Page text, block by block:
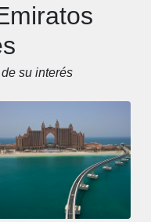
su interés